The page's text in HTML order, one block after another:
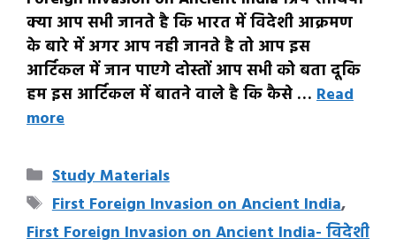
क्या आप सभी जानते है कि भारत में विदेशी आक्रमण
के बारे में अगर आप नही जानते है तो आप इस
आर्टिकल में जान पाएगे दोस्तों आप सभी को बता दूकि
हम इस आर्टिकल में बातने वाले है कि कैसे … Read
more
Categories
Study Materials
Tags
First Foreign Invasion on Ancient India,
First Foreign Invasion on Ancient India- विदेशी